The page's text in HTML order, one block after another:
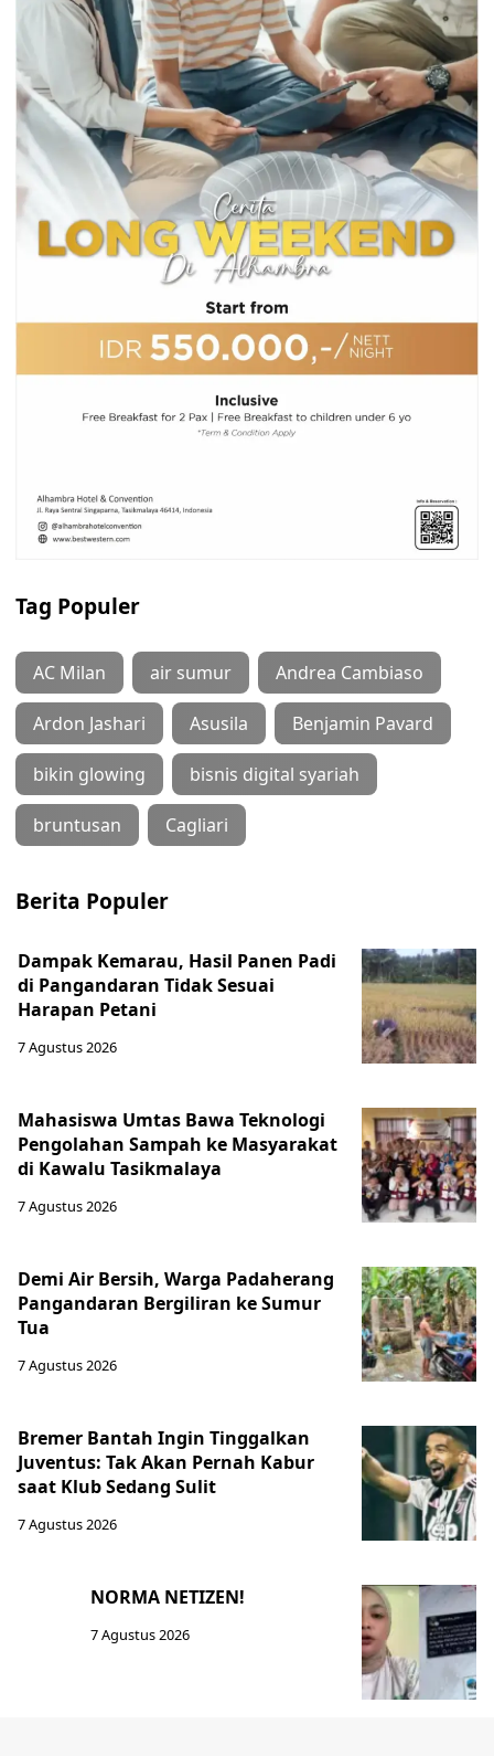
Tag Populer
AC Milan air sumur Andrea Cambiaso
Ardon Jashari Asusila Benjamin Pavard
bikin glowing bisnis digital syariah
bruntusan Cagliari
Berita Populer
Dampak Kemarau, Hasil Panen Padi
di Pangandaran Tidak Sesuai
Harapan Petani
7 Agustus 2026
Mahasiswa Umtas Bawa Teknologi
Pengolahan Sampah ke Masyarakat
di Kawalu Tasikmalaya
7 Agustus 2026
Demi Air Bersih, Warga Padaherang
Pangandaran Bergiliran ke Sumur
Tua
7 Agustus 2026
Bremer Bantah Ingin Tinggalkan
Juventus: Tak Akan Pernah Kabur
saat Klub Sedang Sulit
7 Agustus 2026
NORMA NETIZEN!
7 Agustus 2026